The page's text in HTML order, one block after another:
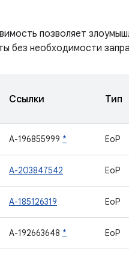
позволяет
без необходимости
Ссылки Тип
A-196855999 * EoP
A-203847542 EoP
A-185126319 EoP
A-192663648 * EoP